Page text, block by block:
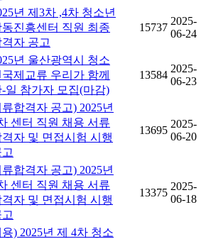
년 제3차 ,4차 청소년
동진흥센터 직원 최종
격자 공고
15737
2025-
06-24
년 울산광역시 청소
국제교류 우리가 함께
-일 참가자 모집(마감)
13584
2025-
06-23
합격자 공고) 2025년
센터 직원 채용 서류
격자 및 면접시험 시행
13695
2025-
06-20
합격자 공고) 2025년
센터 직원 채용 서류
격자 및 면접시험 시행
13375
2025-
06-18
용) 2025년 제 4차 청소